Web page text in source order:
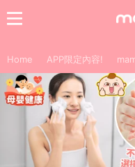
Home APP限定內容!